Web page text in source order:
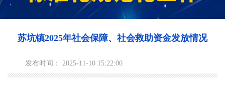
苏坑镇2025年社会保障、社会救助资金发放情况
发布时间： 2025-11-10 15:22:00